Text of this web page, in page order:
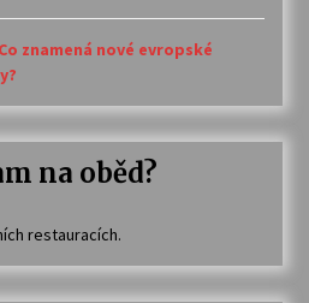
znamená nové evropské
na oběd?
restauracích.